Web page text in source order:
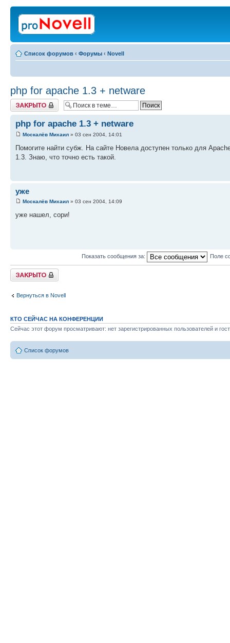
Список форумов ‹ Форумы ‹ Novell
php for apache 1.3 + netware
Закрыто
php for apache 1.3 + netware
Москалёв Михаил » 03 сен 2004, 14:01
Помогите найти субж. На сайте Новела доступен только для
1.3. Знаю, что точно есть такой.
уже
Москалёв Михаил » 03 сен 2004, 14:09
уже нашел, сори!
Показать сообщения за: Поле
Закрыто
Вернуться в Novell
КТО СЕЙЧАС НА КОНФЕРЕНЦИИ
Сейчас этот форум просматривают: нет зарегистрированных пользователей и
Список форумов